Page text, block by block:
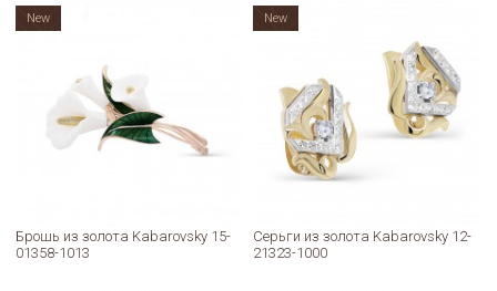
Брошь из золота Kabarovsky 15-
01358-1013
New
Серьги из золота Kabarovsky 12-
21323-1000
New